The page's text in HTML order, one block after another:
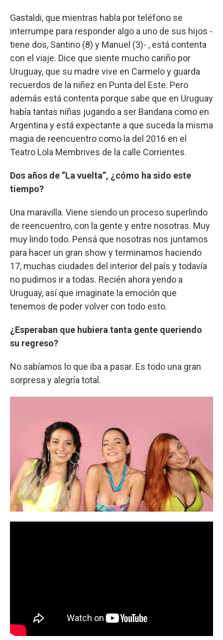
Gastaldi, que mientras habla por teléfono se
interrumpe para responder algo a uno de sus hijos -
tiene dos, Santino (8) y Manuel (3)- , está contenta
con el viaje. Dice que siente mucho cariño por
Uruguay, que su madre vive en Carmelo y guarda
recuerdos de la niñez en Punta del Este. Pero
además está contenta porque sabe que en Uruguay
había tantas niñas jugando a ser Bandana como en
Argentina y está expectante a que suceda la misma
magia de reencuentro como la del 2016 en el
Teatro Lola Membrives de la calle Corrientes.
Dos años de “La vuelta”, ¿cómo ha sido este
tiempo?
Una maravilla. Viene siendo un proceso superlindo
de reencuentro, con la gente y entre nosotras. Muy
muy lindo todo. Pensá que nosotras nos juntamos
para hacer un gran show y terminamos haciendo
17, muchas ciudades del interior del país y todavía
no pudimos ir a todas. Recién ahora yendo a
Uruguay, así que imaginate la emoción que
tenemos de poder volver con todo esto.
¿Esperaban que hubiera tanta gente queriendo
su regreso?
No sabíamos lo que iba a pasar. Es todo una gran
sorpresa y alegría total.